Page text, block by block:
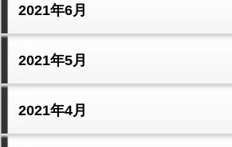
2021年6月
2021年5月
2021年4月